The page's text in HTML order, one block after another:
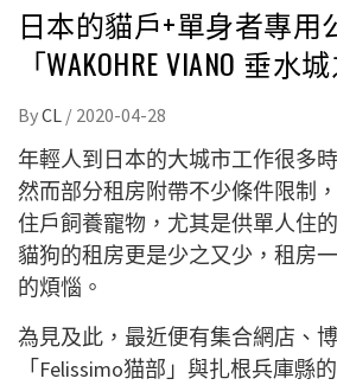
日本的貓戶+單身者專用
「WAKOHRE VIANO 垂水
ByCL / 2020-04-28
年輕人到日本的大城市工作很多
然而部分租房附帶不少條件限制
住戶飼養寵物，尤其是供單人住
貓狗的租房更是少之又少，租房
的煩惱。
為見及此，最近便有集合網店、
「Felissimo猫部」與扎根兵庫縣